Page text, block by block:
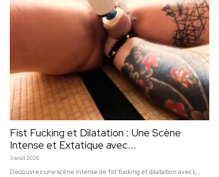
Fist Fucking et Dilatation : Une Scène
Intense et Extatique avec...
3 août 2026
Découvrez une scène intense de fist fucking et dilatation avec L.,